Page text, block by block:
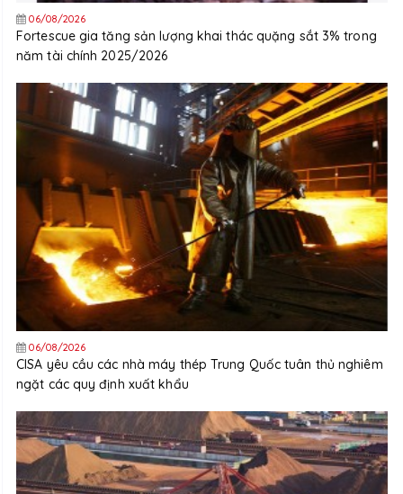
06/08/2026
Fortescue gia tăng sản lượng khai thác quặng sắt 3% trong
năm tài chính 2025/2026
06/08/2026
CISA yêu cầu các nhà máy thép Trung Quốc tuân thủ nghiêm
ngặt các quy định xuất khẩu